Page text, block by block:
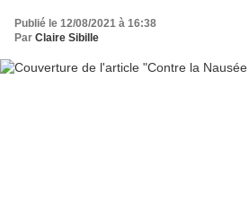
Publié le 12/08/2021 à 16:38
Par Claire Sibille